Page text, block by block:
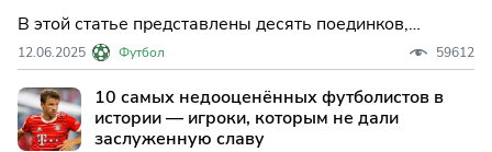
В этой статье представлены десять поединков,
которые вызвали огромный интерес во всех уголках
планеты и собрали вокруг себя миллионы зрителей.
12.06.2025 Футбол 59612
10 самых недооценённых футболистов в
истории — игроки, которым не дали
заслуженную славу